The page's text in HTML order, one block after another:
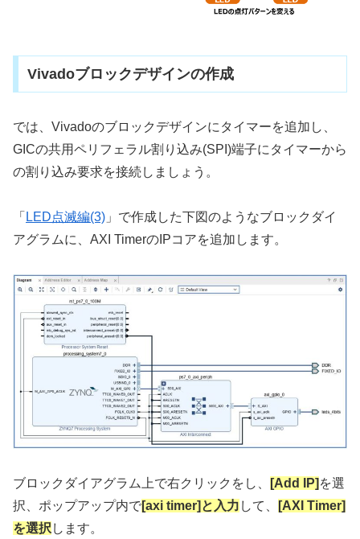
Vivadoブロックデザインの作成
では、Vivadoのブロックデザインにタイマーを追加し、
GICの共用ペリフェラル割り込み(SPI)端子にタイマーから
の割り込み要求を接続しましょう。
「 LED点滅編(3) 」で作成した下図のようなブロックダイ
アグラムに、AXI TimerのIPコアを追加します。
ブロックダイアグラム上で右クリックをし、 [Add IP] を選
択、ポップアップ内で[axi timer]と入力 して、
[AXI Timer]
を選択 します。